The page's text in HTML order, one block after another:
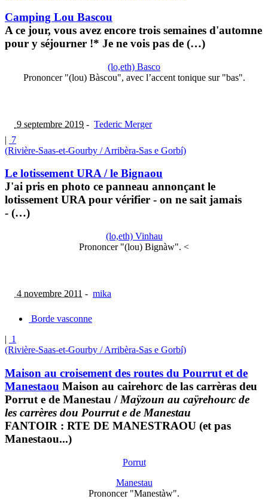
Camping Lou Bascou
A ce jour, vous avez encore trois semaines d'automne
pour y séjourner !* Je ne vois pas de (…)
(lo,eth) Basco
Prononcer "(lou) Bàscou", avec l’accent tonique sur "bas".
9 septembre 2019 - Tederic Merger
| 7
(Rivière-Saas-et-Gourby / Arribèra-Sas e Gorbí)
Le lotissement URA / le Bignaou
J'ai pris en photo ce panneau annonçant le
lotissement URA pour vérifier - on ne sait jamais
- (…)
(lo,eth) Vinhau
Prononcer "(lou) Bignàw". <
4 novembre 2011 - mika
Borde vasconne
| 1
(Rivière-Saas-et-Gourby / Arribèra-Sas e Gorbí)
Maison au croisement des routes du Pourrut et de
Manestaou Maison au cairehorc de las carrèras deu
Porrut e de Manestau / Maÿzoun au caÿrehourc de
les carrères dou Pourrut e de Manestau
FANTOIR : RTE DE MANESTRAOU (et pas
Manestaou...)
Porrut
Manestau
Prononcer "Manestàw".